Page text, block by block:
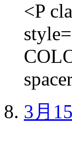
<P
3月